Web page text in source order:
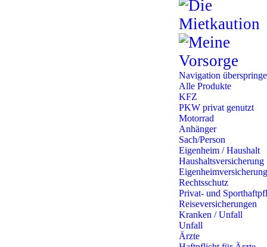
Navigation
Alle Produkte
KFZ
PKW privat genutzt
Motorrad
Anhänger
Sach/Person
Eigenheim / Haushalt
Haushaltsversicherung
Eigenheimversicherung
Rechtsschutz
Privat- und
Reiseversicherungen
Kranken / Unfall
Unfall
Ärzte